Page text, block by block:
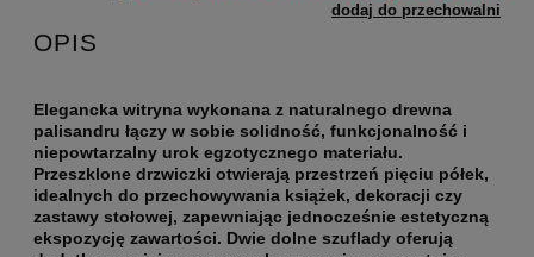
dodaj do przechowalni
OPIS
Elegancka witryna wykonana z naturalnego drewna
palisandru łączy w sobie solidność, funkcjonalność i
niepowtarzalny urok egzotycznego materiału.
Przeszklone drzwiczki otwierają przestrzeń pięciu półek,
idealnych do przechowywania książek, dekoracji czy
zastawy stołowej, zapewniając jednocześnie estetyczną
ekspozycję zawartości. Dwie dolne szuflady oferują